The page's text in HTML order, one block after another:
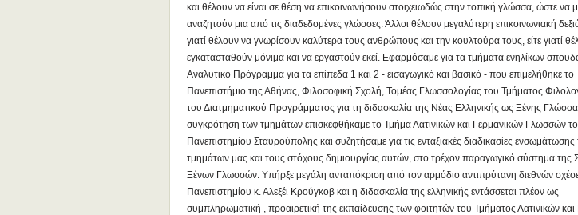
και θέλουν να είναι σε θέση να επικοινωνήσουν στοιχειωδώς στην τοπική γλώσσα, ώστε να
αναζητούν μια από τις διαδεδομένες γλώσσες. Άλλοι θέλουν μεγαλύτερη επικοινωνιακή
γιατί θέλουν να γνωρίσουν καλύτερα τους ανθρώπους και την κουλτούρα τους, είτε γιατί
εγκατασταθούν μόνιμα και να εργαστούν εκεί. Εφαρμόσαμε για τα τμήματα ενηλίκων
Αναλυτικό Πρόγραμμα για τα επίπεδα 1 και 2 - εισαγωγικό και βασικό - που επιμελήθηκε το
Πανεπιστήμιο της Αθήνας, Φιλοσοφική Σχολή, Τομέας Γλωσσολογίας του Τμήματος
του Διατμηματικού Προγράμματος για τη διδασκαλία της Νέας Ελληνικής ως Ξένης
συγκρότηση των τμημάτων επισκεφθήκαμε το Τμήμα Λατινικών και Γερμανικών Γλωσσών
Πανεπιστημίου Σταυρούπολης και συζητήσαμε για τις ενταξιακές διαδικασίες
τμημάτων μας και τους στόχους δημιουργίας αυτών, στο τρέχον παραγωγικό σύστημα της
Ξένων Γλωσσών. Υπήρξε μεγάλη ανταπόκριση από τον αρμόδιο αντιπρύτανη διεθνών
Πανεπιστημίου κ. Αλεξέι Κρούγκοβ και η διδασκαλία της ελληνικής εντάσσεται πλέον ως
συμπληρωματική , προαιρετική της εκπαίδευσης των φοιτητών του Τμήματος Λατινικών